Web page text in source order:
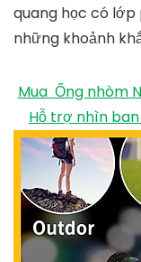
quang học có
những khoảnh
Mua ️ Ống nhòm
Hỗ trợ nhìn